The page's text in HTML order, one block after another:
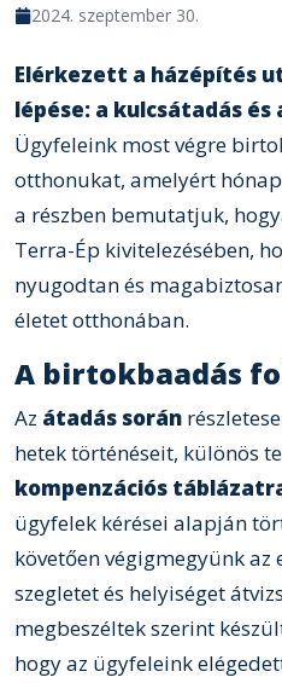
2024. szeptember 30.
Elérkezett a házépítés
lépése: a kulcsátadás
Ügyfeleink most végre
otthonukat, amelyért
a részben bemutatjuk,
Terra-Ép kivitelezésében,
nyugodtan és
életet otthonában.
A birtokbaadás
Az átadás során
hetek történéseit, különös
kompenzációs
ügyfelek kérései alapján
követően végigmegyünk az
szegletet és helyiséget
megbeszéltek szerint
hogy az ügyfeleink